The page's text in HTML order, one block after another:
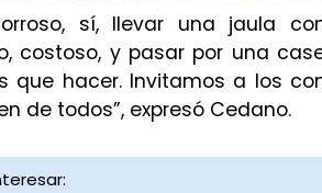
sí, llevar una jaula
costoso, y pasar por una
que hacer. Invitamos a los
de todos”, expresó Cedano.